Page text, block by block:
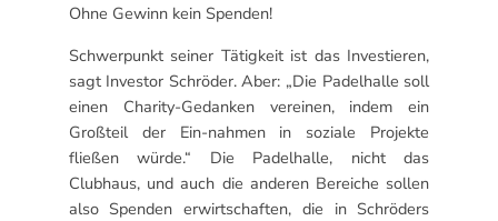
Ohne Gewinn kein Spenden!
Schwerpunkt seiner Tätigkeit ist das Investieren,
sagt Investor Schröder. Aber: „Die Padelhalle soll
einen Charity-Gedanken vereinen, indem ein
Großteil der Ein-nahmen in soziale Projekte
fließen würde.“ Die Padelhalle, nicht das
Clubhaus, und auch die anderen Bereiche sollen
also Spenden erwirtschaften, die in Schröders